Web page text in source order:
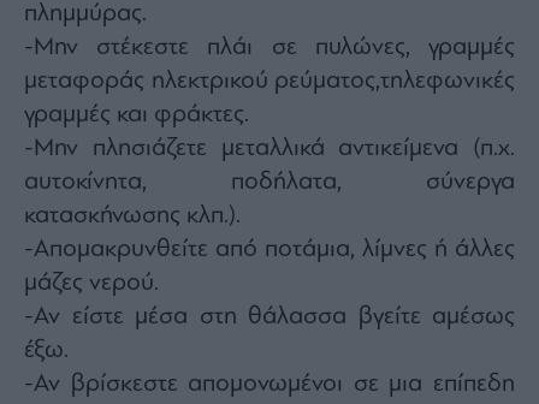
πλημμύρας.
-Μην στέκεστε πλάι σε πυλώνες, γραμμές
μεταφοράς ηλεκτρικού ρεύματος,τηλεφωνικές
γραμμές και φράκτες.
-Μην πλησιάζετε μεταλλικά αντικείμενα (π.χ.
αυτοκίνητα, ποδήλατα, σύνεργα
κατασκήνωσης κλπ.).
-Απομακρυνθείτε από ποτάμια, λίμνες ή άλλες
μάζες νερού.
-Αν είστε μέσα στη θάλασσα βγείτε αμέσως
έξω.
-Αν βρίσκεστε απομονωμένοι σε μια επίπεδη